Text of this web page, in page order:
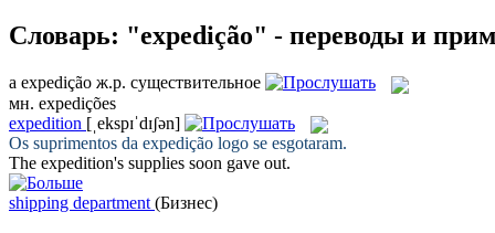
Словарь: "expedição" - переводы и
a expedição ж.р. существительное
мн. expedições
expedition [ˌekspɪˈdɪʃən]
Os suprimentos da expedição logo se esgotaram.
The expedition's supplies soon gave out.
shipping department (Бизнес)